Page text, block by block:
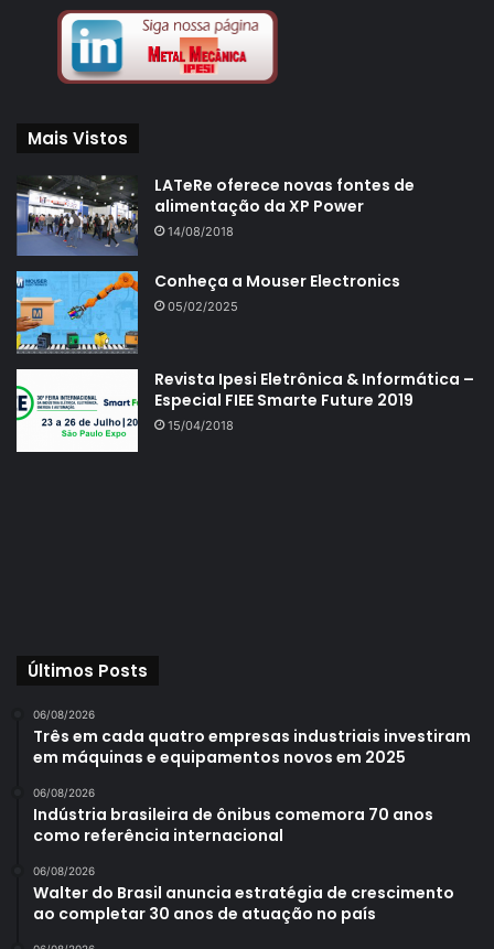
Mais Vistos
LATeRe oferece novas fontes de
alimentação da XP Power
14/08/2018
Conheça a Mouser Electronics
05/02/2025
Revista Ipesi Eletrônica & Informática –
Especial FIEE Smarte Future 2019
15/04/2018
Últimos Posts
06/08/2026
Três em cada quatro empresas industriais investiram
em máquinas e equipamentos novos em 2025
06/08/2026
Indústria brasileira de ônibus comemora 70 anos
como referência internacional
06/08/2026
Walter do Brasil anuncia estratégia de crescimento
ao completar 30 anos de atuação no país